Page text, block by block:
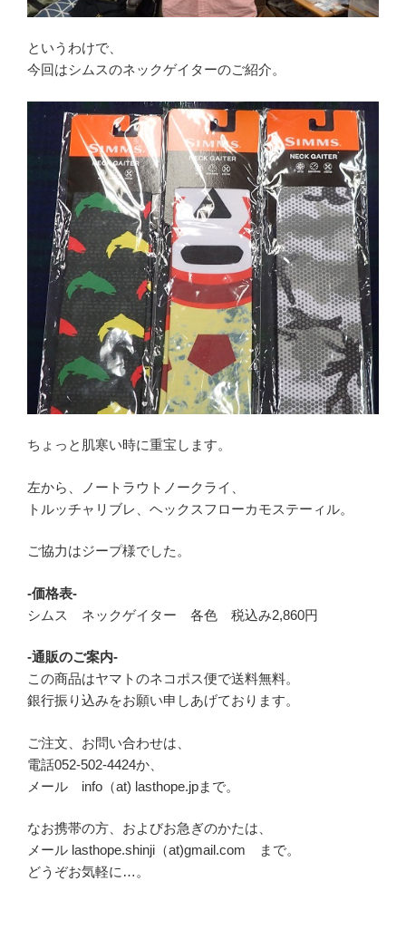
というわけで、
今回はシムスのネックゲイターのご紹介。
ちょっと肌寒い時に重宝します。
左から、ノートラウトノークライ、
トルッチャリブレ、ヘックスフローカモステーィル。
ご協力はジープ様でした。
-価格表-
シムス ネックゲイター 各色 税込み2,860円
-通販のご案内-
この商品はヤマトのネコポス便で送料無料。
銀行振り込みをお願い申しあげております。
ご注文、お問い合わせは、
電話052-502-4424か、
メール info（at) lasthope.jpまで。
なお携帯の方、およびお急ぎのかたは、
メール lasthope.shinji（at)gmail.com まで。
どうぞお気軽に…。